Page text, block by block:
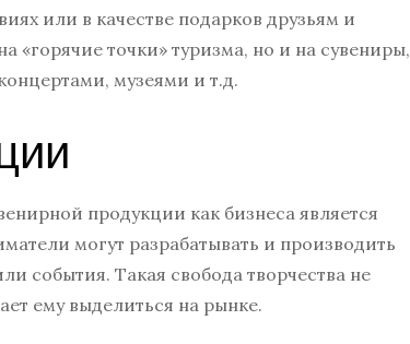
или в качестве подарков друзьям и
«горячие точки» туризма, но и на сувениры,
музеями и т.д.
продукции как бизнеса является
могут разрабатывать и производить
события. Такая свобода творчества не
ему выделиться на рынке.